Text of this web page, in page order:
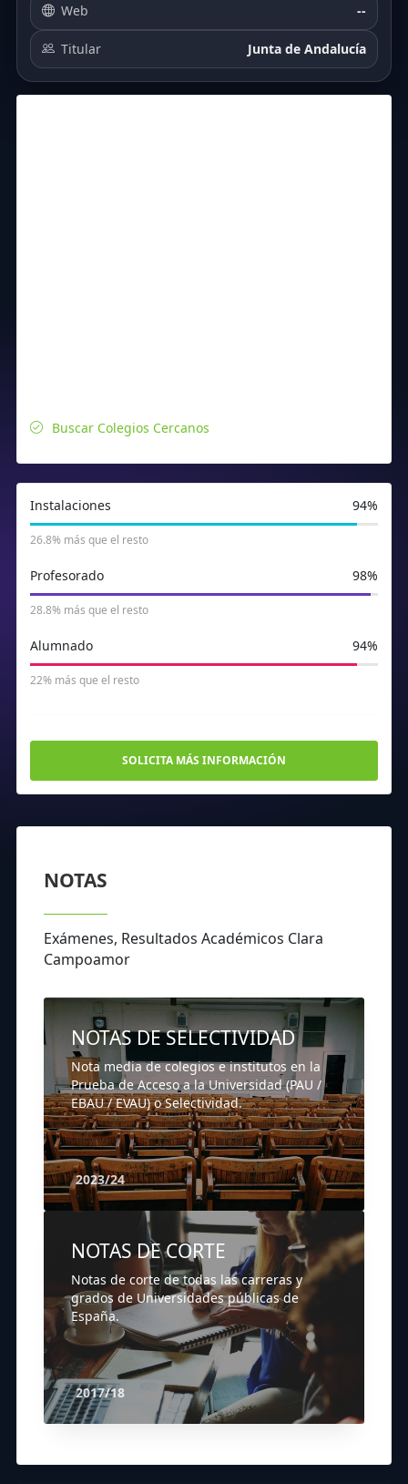
Web --
Titular Junta de Andalucía
Buscar Colegios Cercanos
Instalaciones 94%
26.8% más que el resto
Profesorado 98%
28.8% más que el resto
Alumnado 94%
22% más que el resto
SOLICITA MÁS INFORMACIÓN
NOTAS
Exámenes, Resultados Académicos Clara
Campoamor
NOTAS DE SELECTIVIDAD
Nota media de colegios e institutos en la
Prueba de Acceso a la Universidad (PAU /
EBAU / EVAU) o Selectividad.
2023/24
NOTAS DE CORTE
Notas de corte de todas las carreras y
grados de Universidades públicas de
España.
2017/18